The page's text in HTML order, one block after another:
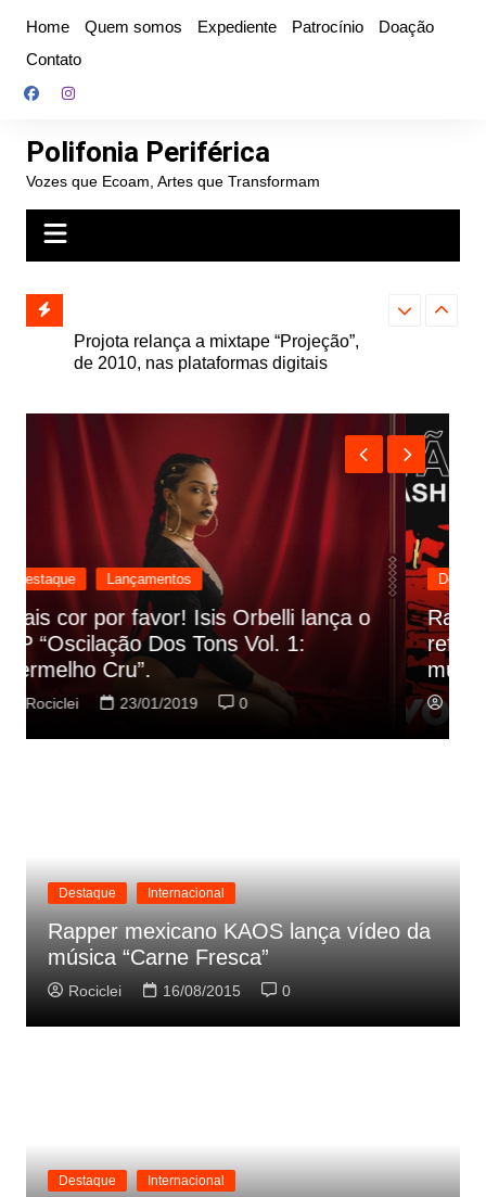
conteúdo
Home Quem somos Expediente Patrocínio
Doação
Contato
Polifonia Periférica
Vozes que Ecoam, Artes que Transformam
e abre
autoral,
Farofa
Destaque Lançamentos
Rashid vai buscar nos HQs as
referencias do clipe de sua nova
música
Rociclei 22/01/2019 0
Destaque Internacional
Rapper mexicano KAOS lança vídeo da
música “Carne Fresca”
Rociclei 16/08/2015 0
Destaque Internacional